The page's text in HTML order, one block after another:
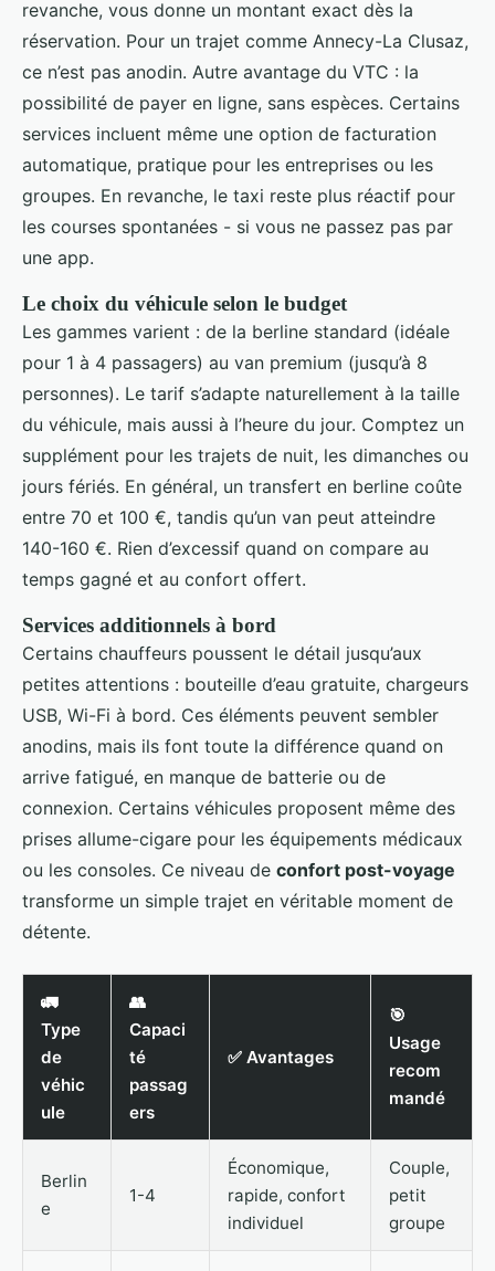
revanche, vous donne un montant exact dès la
réservation. Pour un trajet comme Annecy-La Clusaz,
ce n’est pas anodin. Autre avantage du VTC : la
possibilité de payer en ligne, sans espèces. Certains
services incluent même une option de facturation
automatique, pratique pour les entreprises ou les
groupes. En revanche, le taxi reste plus réactif pour
les courses spontanées - si vous ne passez pas par
une app.
Le choix du véhicule selon le budget
Les gammes varient : de la berline standard (idéale
pour 1 à 4 passagers) au van premium (jusqu’à 8
personnes). Le tarif s’adapte naturellement à la taille
du véhicule, mais aussi à l’heure du jour. Comptez un
supplément pour les trajets de nuit, les dimanches ou
jours fériés. En général, un transfert en berline coûte
entre 70 et 100 €, tandis qu’un van peut atteindre
140-160 €. Rien d’excessif quand on compare au
temps gagné et au confort offert.
Services additionnels à bord
Certains chauffeurs poussent le détail jusqu’aux
petites attentions : bouteille d’eau gratuite, chargeurs
USB, Wi-Fi à bord. Ces éléments peuvent sembler
anodins, mais ils font toute la différence quand on
arrive fatigué, en manque de batterie ou de
connexion. Certains véhicules proposent même des
prises allume-cigare pour les équipements médicaux
ou les consoles. Ce niveau de confort post-voyage
transforme un simple trajet en véritable moment de
détente.
🚛
Type
de
véhic
ule
👥
Capaci
té
passag
ers
✅ Avantages
🎯
Usage
recom
mandé
Berlin
e
1-4
Économique,
rapide, confort
individuel
Couple,
petit
groupe